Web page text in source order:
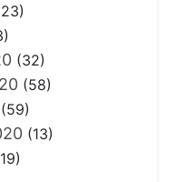
(32)
(58)
(13)